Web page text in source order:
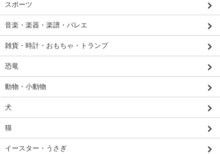
スポーツ
音楽・楽器・楽譜・バレエ
雑貨・時計・おもちゃ・トランプ
恐竜
動物・小動物
犬
猫
イースター・うさぎ